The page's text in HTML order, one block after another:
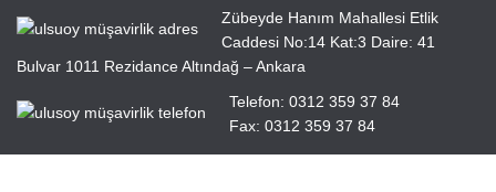
Zübeyde Hanım Mahallesi Etlik
Caddesi No:14 Kat:3 Daire: 41
Bulvar 1011 Rezidance Altındağ – Ankara
Telefon: 0312 359 37 84
Fax: 0312 359 37 84